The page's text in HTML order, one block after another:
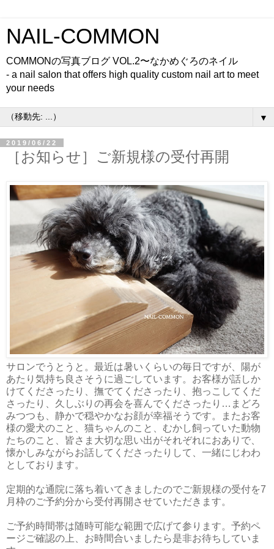
NAIL-COMMON
COMMONの写真ブログ VOL.2〜なかめぐろのネイル
- a nail salon that offers high quality custom nail art to meet
your needs
▼
2019/06/22
［お知らせ］ご新規様の受付再開
サロンでうとうと。最近は暑いくらいの毎日ですが、陽が
あたり気持ち良さそうに過ごしています。お客様が話しか
けてくださったり、撫でてくださったり、抱っこしてくだ
さったり、久しぶりの再会を喜んでくださったり…まどろ
みつつも、静かで穏やかなお顔が幸福そうです。またお客
様の愛犬のこと、猫ちゃんのこと、むかし飼っていた動物
たちのこと、皆さま大切な思い出がそれぞれにおありで、
懐かしみながらお話してくださったりして、一緒にじわわ
としております。
定期的な通院に落ち着いてきましたのでご新規様の受付を7
月枠のご予約分から受付再開させていただきます。
ご予約時間帯は随時可能な範囲で広げて参ります。予約ペ
ージご確認の上、お時間合いましたら是非お待ちしていま